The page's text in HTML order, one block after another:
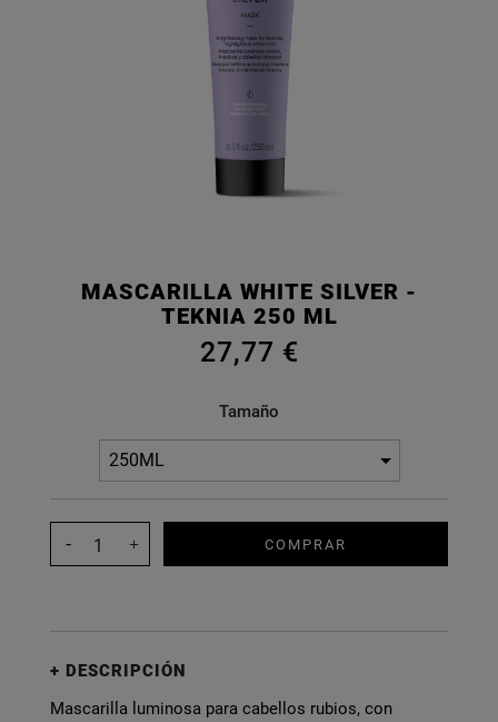
MASCARILLA WHITE SILVER -
TEKNIA 250 ML
27,77 €
Tamaño
COMPRAR
DESCRIPCIÓN
Mascarilla luminosa para cabellos rubios, con